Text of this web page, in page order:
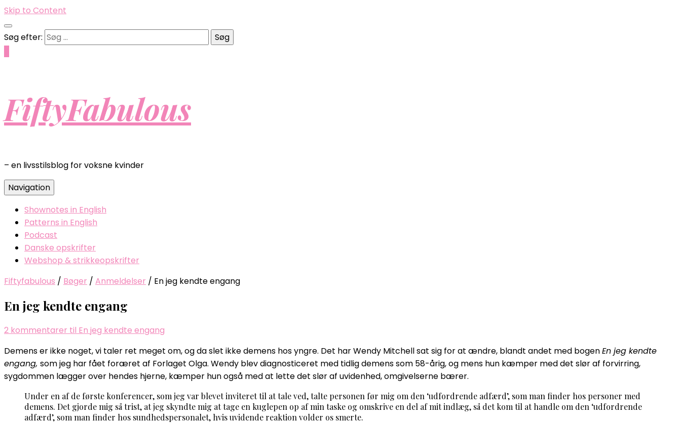
Skip to Content
Søg efter:
FiftyFabulous
– en livsstilsblog for voksne kvinder
Navigation
Shownotes in English
Patterns in English
Podcast
Danske opskrifter
Webshop & strikkeopskrifter
Fiftyfabulous / Bøger / Anmeldelser / En jeg kendte engang
En jeg kendte engang
2 kommentarer til En jeg kendte engang
Demens er ikke noget, vi taler ret meget om, og da slet ikke demens hos yngre. Det har Wendy Mitchell sat sig for at ændre, blandt andet med bogenEn jeg kendte
engang, som jeg har fået foræret af Forlaget Olga. Wendy blev diagnosticeret med tidlig demens som 58-årig, og mens hun kæmper med det slør af forvirring,
sygdommen lægger over hendes hjerne, kæmper hun også med at lette det slør af uvidenhed, omgivelserne bærer.
Under en af de første konferencer, som jeg var blevet inviteret til at tale ved, talte personen før mig om den ‘udfordrende adfærd’, som man finder hos personer med
demens. Det gjorde mig så trist, at jeg skyndte mig at tage en kuglepen op af min taske og omskrive en del af mit indlæg, så det kom til at handle om den ‘udfordrende
adfærd’, som man finder hos sundhedspersonalet, hvis uvidende reaktion volder os smerte.